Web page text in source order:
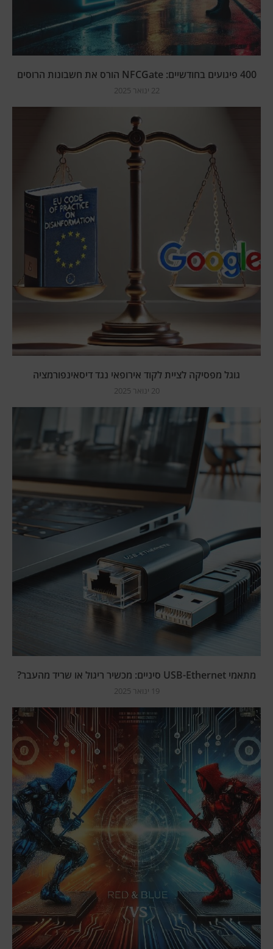
400 פיגועים בחודשיים: NFCGate הורס את חשבונות הרוסים
22 ינואר 2025
גוגל מפסיקה לציית לקוד אירופאי נגד דיסאינפורמציה
20 ינואר 2025
מתאמי USB-Ethernet סיניים: מכשיר ריגול או שריד מהעבר?
19 ינואר 2025